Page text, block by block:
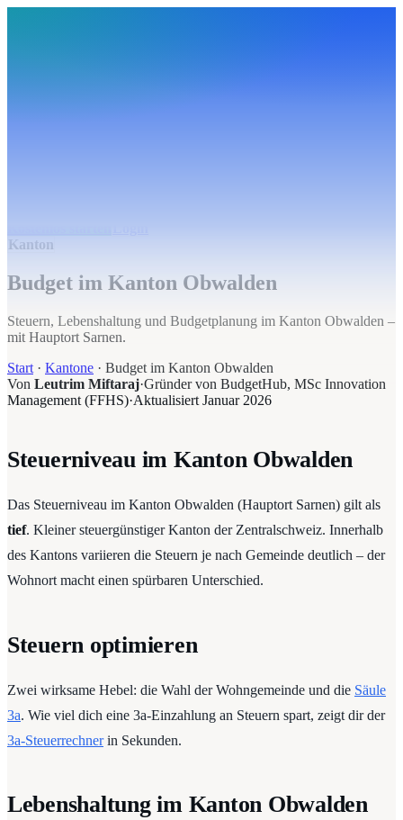
Kanton
Budget im Kanton Obwalden
Steuern, Lebenshaltung und Budgetplanung im Kanton Obwalden –
mit Hauptort Sarnen.
Start · Kantone · Budget im Kanton Obwalden
Von Leutrim Miftaraj·Gründer von BudgetHub, MSc Innovation
Management (FFHS)·Aktualisiert Januar 2026
Steuerniveau im Kanton Obwalden
Das Steuerniveau im Kanton Obwalden (Hauptort Sarnen) gilt als
tief. Kleiner steuergünstiger Kanton der Zentralschweiz. Innerhalb
des Kantons variieren die Steuern je nach Gemeinde deutlich – der
Wohnort macht einen spürbaren Unterschied.
Steuern optimieren
Zwei wirksame Hebel: die Wahl der Wohngemeinde und die Säule
3a. Wie viel dich eine 3a-Einzahlung an Steuern spart, zeigt dir der
3a-Steuerrechnerin Sekunden.
Lebenshaltung im Kanton Obwalden